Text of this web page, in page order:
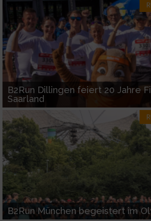
B2Run Dillingen feiert 20 Jahre
Saarland
B2Run München begeistert im